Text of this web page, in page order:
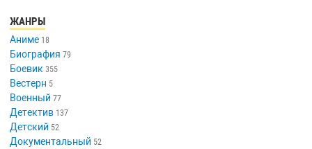
ЖАНРЫ
Аниме 18
Биография 79
Боевик 355
Вестерн 5
Военный 77
Детектив 137
Детский 52
Документальный 52